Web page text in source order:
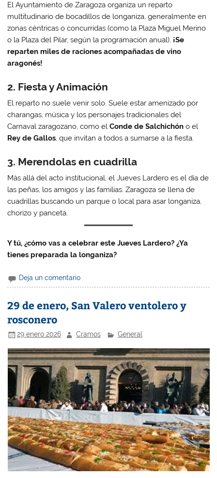
El Ayuntamiento de Zaragoza organiza un reparto
multitudinario de bocadillos de longaniza, generalmente en
zonas céntricas o concurridas (como la Plaza Miguel Merino
o la Plaza del Pilar, según la programación anual). ¡Se
reparten miles de raciones acompañadas de vino
aragonés!
2. Fiesta y Animación
El reparto no suele venir solo. Suele estar amenizado por
charangas, música y los personajes tradicionales del
Carnaval zaragozano, como elConde de Salchichón o el
Rey de Gallos, que invitan a todos a sumarse a la fiesta.
3. Merendolas en cuadrilla
Más allá del acto institucional, el Jueves Lardero es el día de
las peñas, los amigos y las familias. Zaragoza se llena de
cuadrillas buscando un parque o local para asar longaniza,
chorizo y panceta.
Y tú, ¿cómo vas a celebrar este Jueves Lardero? ¿Ya
tienes preparada la longaniza?
Deja un comentario
29 de enero, San Valero ventolero y
rosconero
29 enero 2026 Cramos General